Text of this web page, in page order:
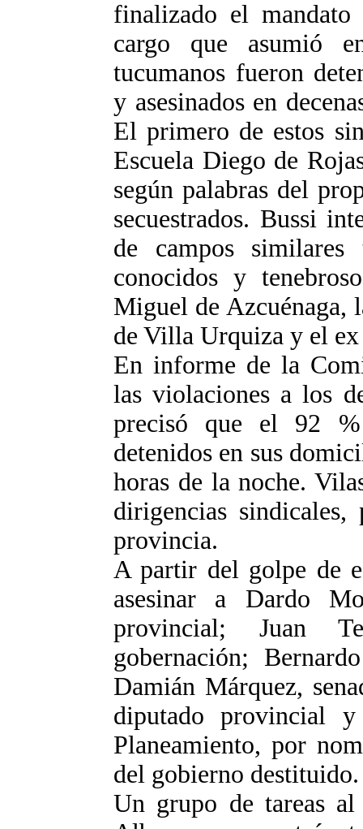
finalizado el
cargo que asumió
tucumanos fueron
y asesinados en
El primero de estos
Escuela Diego de
según palabras del
secuestrados. Bussi
de campos
conocidos y
Miguel de Azcuénaga,
de Villa Urquiza y el
En informe de la
las violaciones a los
precisó que el 92 %
detenidos en sus
horas de la noche.
dirigencias
provincia.
A partir del golpe de
asesinar a Dardo
provincial; Juan
gobernación;
Damián Márquez,
diputado provincial y
Planeamiento, por
del gobierno destituido.
Un grupo de tareas